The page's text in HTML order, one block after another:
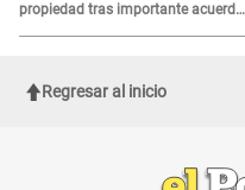
propiedad tras importante acuerdo
de Cofopri
Regresar al inicio